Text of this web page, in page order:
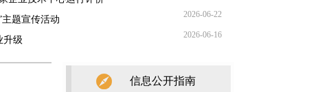
题宣传活动 2026-06-22
升级 2026-06-16
信息公开指南